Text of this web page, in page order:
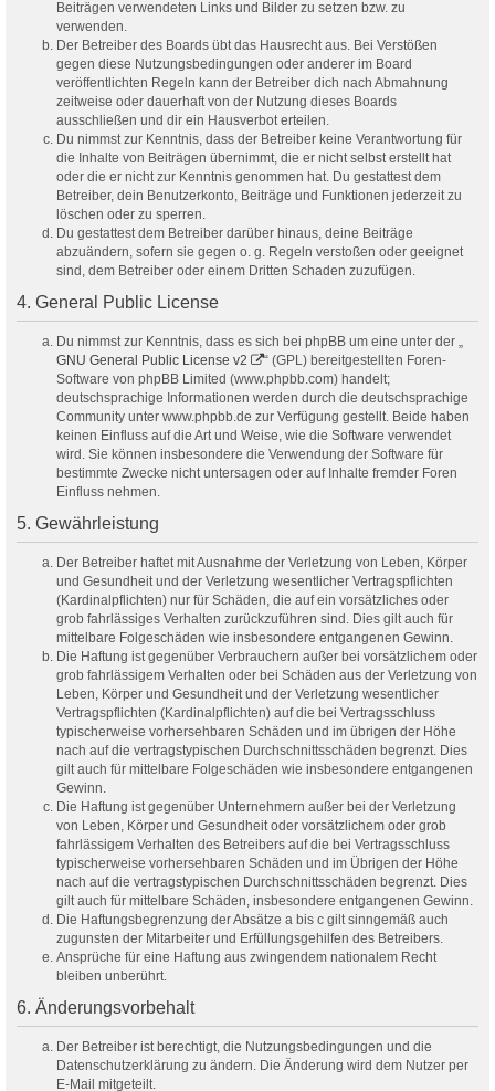
Beiträgen verwendeten Links und Bilder zu setzen bzw. zu
verwenden.
Der Betreiber des Boards übt das Hausrecht aus. Bei Verstößen
gegen diese Nutzungsbedingungen oder anderer im Board
veröffentlichten Regeln kann der Betreiber dich nach Abmahnung
zeitweise oder dauerhaft von der Nutzung dieses Boards
ausschließen und dir ein Hausverbot erteilen.
Du nimmst zur Kenntnis, dass der Betreiber keine Verantwortung für
die Inhalte von Beiträgen übernimmt, die er nicht selbst erstellt hat
oder die er nicht zur Kenntnis genommen hat. Du gestattest dem
Betreiber, dein Benutzerkonto, Beiträge und Funktionen jederzeit zu
löschen oder zu sperren.
Du gestattest dem Betreiber darüber hinaus, deine Beiträge
abzuändern, sofern sie gegen o. g. Regeln verstoßen oder geeignet
sind, dem Betreiber oder einem Dritten Schaden zuzufügen.
4. General Public License
Du nimmst zur Kenntnis, dass es sich bei phpBB um eine unter der „
GNU General Public License v2
“ (GPL) bereitgestellten Foren-
Software von phpBB Limited (www.phpbb.com) handelt;
deutschsprachige Informationen werden durch die deutschsprachige
Community unter www.phpbb.de zur Verfügung gestellt. Beide haben
keinen Einfluss auf die Art und Weise, wie die Software verwendet
wird. Sie können insbesondere die Verwendung der Software für
bestimmte Zwecke nicht untersagen oder auf Inhalte fremder Foren
Einfluss nehmen.
5. Gewährleistung
Der Betreiber haftet mit Ausnahme der Verletzung von Leben, Körper
und Gesundheit und der Verletzung wesentlicher Vertragspflichten
(Kardinalpflichten) nur für Schäden, die auf ein vorsätzliches oder
grob fahrlässiges Verhalten zurückzuführen sind. Dies gilt auch für
mittelbare Folgeschäden wie insbesondere entgangenen Gewinn.
Die Haftung ist gegenüber Verbrauchern außer bei vorsätzlichem oder
grob fahrlässigem Verhalten oder bei Schäden aus der Verletzung von
Leben, Körper und Gesundheit und der Verletzung wesentlicher
Vertragspflichten (Kardinalpflichten) auf die bei Vertragsschluss
typischerweise vorhersehbaren Schäden und im übrigen der Höhe
nach auf die vertragstypischen Durchschnittsschäden begrenzt. Dies
gilt auch für mittelbare Folgeschäden wie insbesondere entgangenen
Gewinn.
Die Haftung ist gegenüber Unternehmern außer bei der Verletzung
von Leben, Körper und Gesundheit oder vorsätzlichem oder grob
fahrlässigem Verhalten des Betreibers auf die bei Vertragsschluss
typischerweise vorhersehbaren Schäden und im Übrigen der Höhe
nach auf die vertragstypischen Durchschnittsschäden begrenzt. Dies
gilt auch für mittelbare Schäden, insbesondere entgangenen Gewinn.
Die Haftungsbegrenzung der Absätze a bis c gilt sinngemäß auch
zugunsten der Mitarbeiter und Erfüllungsgehilfen des Betreibers.
Ansprüche für eine Haftung aus zwingendem nationalem Recht
bleiben unberührt.
6. Änderungsvorbehalt
Der Betreiber ist berechtigt, die Nutzungsbedingungen und die
Datenschutzerklärung zu ändern. Die Änderung wird dem Nutzer per
E-Mail mitgeteilt.